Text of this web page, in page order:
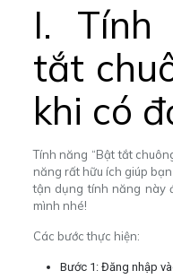
I. Tính
tắt
khi có
Tính năng “Bật tắt
năng rất hữu ích giúp
tận dụng tính năng này
mình nhé!
Các bước thực hiện:
Bước 1: Đăng nhập